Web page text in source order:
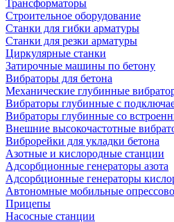
Трансформаторы
Строительное оборудование
Станки для гибки арматуры
Станки для резки арматуры
Циркулярные станки
Затирочные машины по бетону
Вибраторы для бетона
Механические глубинные
Вибраторы глубинные с
Вибраторы глубинные со
Внешние высокочастотные
Виброрейки для укладки бетона
Азотные и кислородные станции
Адсорбционные генераторы азота
Адсорбционные генераторы
Автономные мобильные
Прицепы
Насосные станции